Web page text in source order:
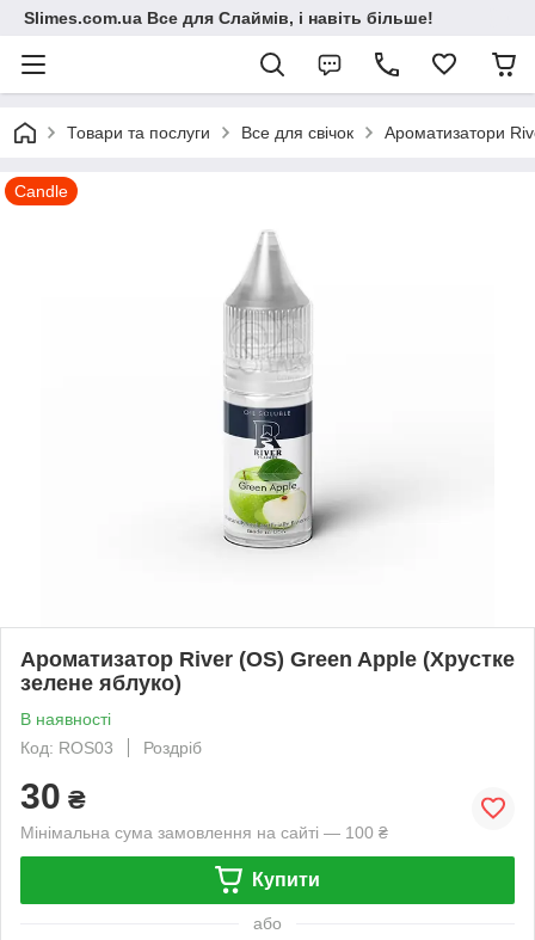
Slimes.com.ua Все для Слаймів, і навіть більше!
Товари та послуги Все для свічок Ароматизатори
Candle
Ароматизатор River (OS) Green Apple (Хрустке
зелене яблуко)
В наявності
Код: ROS03
Роздріб
30 ₴
Мінімальна сума замовлення на сайті — 100 ₴
Купити
або